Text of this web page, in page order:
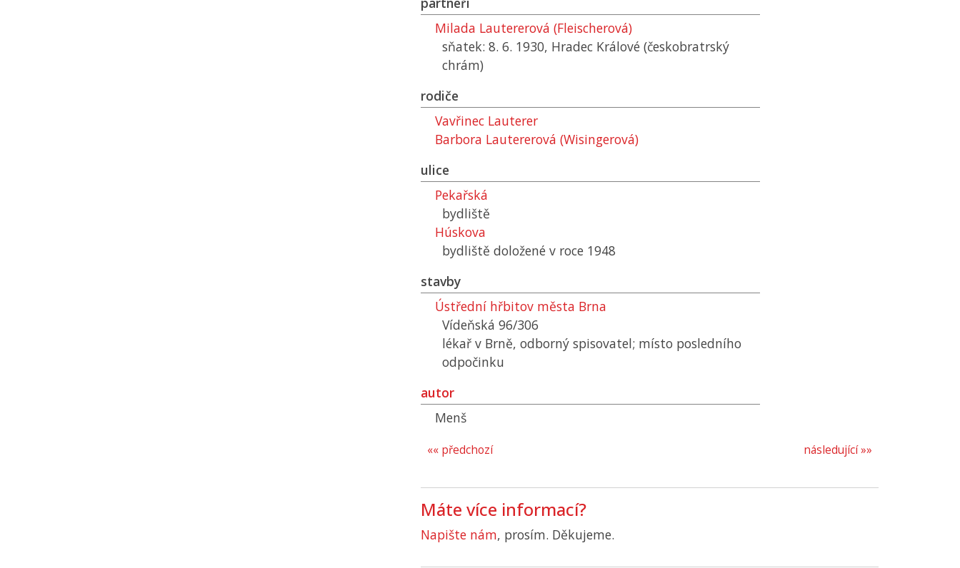
Milada Lautererová (Fleischerová)
sňatek: 8. 6. 1930, Hradec Králové (českobratrský
chrám)
rodiče
Vavřinec Lauterer
Barbora Lautererová (Wisingerová)
ulice
Pekařská
bydliště
Húskova
bydliště doložené v roce 1948
stavby
Ústřední hřbitov města Brna
Vídeňská 96/306
lékař v Brně, odborný spisovatel; místo posledního
odpočinku
autor
Menš
následující »»
«« předchozí
Máte více informací?
Napište nám, prosím. Děkujeme.